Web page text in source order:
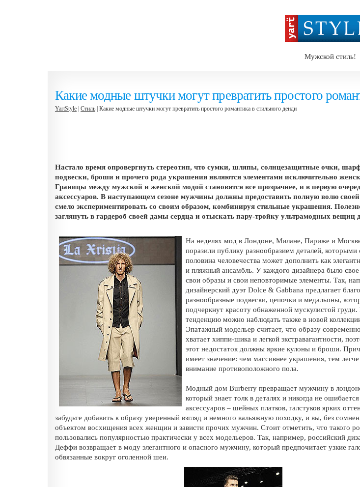
Мужской стиль!
Какие модные штучки могут превратить простого
YartStyle Стиль | Какие модные штучки могут превратить простого романтика в стильного денди
Настало время опровергнуть стереотип, что сумки, шляпы, солнцезащитные очки,
подвески, броши и прочего рода украшения являются элементами исключительно
Границы между мужской и женской модой становятся все прозрачнее, и в первую
аксессуаров. В наступающем сезоне мужчины должны предоставить полную волю
смело экспериментировать со своим образом, комбинируя стильные украшения.
заглянуть в гардероб своей дамы сердца и отыскать пару-тройку ультрамодных вещиц
На неделях мод в Лондоне, Милане, Париже и
поразили публику разнообразием деталей, которыми
половина человечества может дополнить как
и пляжный ансамбль. У каждого дизайнера было свое
свои образы и свои неповторимые элементы. Так,
дизайнерский дуэт Dolce & Gabbana предлагает
разнообразные подвески, цепочки и медальоны,
подчеркнут красоту обнаженной мускулистой
тенденцию можно наблюдать также в новой
Эпатажный модельер считает, что образу
хватает хиппи-шика и легкой экстравагантности,
этот недостаток должны яркие кулоны и броши.
имеет значение: чем массивнее украшения, тем
внимание противоположного пола.
Модный дом Burberry превращает мужчину в
который знает толк в деталях и никогда не
аксессуаров – шейных платков, галстуков ярких
забудьте добавить к образу уверенный взгляд и немного вальяжную походку, и вы, без
объектом восхищения всех женщин и зависти прочих мужчин. Стоит отметить, что такого
пользовались популярностью практически у всех модельеров. Так, например, российский
Деффи возвращает в моду элегантного и опасного мужчину, который предпочитает узкие
обвязанные вокруг оголенной шеи.